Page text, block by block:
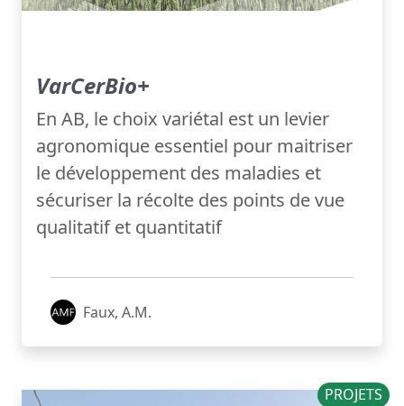
VarCerBio+
En AB, le choix variétal est un levier
agronomique essentiel pour maitriser
le développement des maladies et
sécuriser la récolte des points de vue
qualitatif et quantitatif
Faux, A.M.
PROJETS